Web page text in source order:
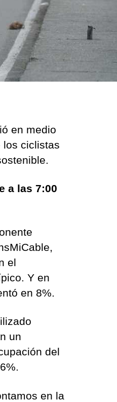
en medio
los ciclistas
a las 7:00
el
Y en
en 8%.
un
del
en la